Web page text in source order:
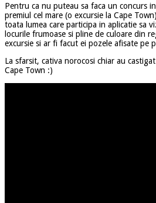
Pentru ca nu puteau sa faca un concurs
premiul cel mare (o excursie la Cape
toata lumea care participa in aplicatie sa
locurile frumoase si pline de culoare din
excursie si ar fi facut ei pozele afisate pe
La sfarsit, cativa norocosi chiar au
Cape Town :)